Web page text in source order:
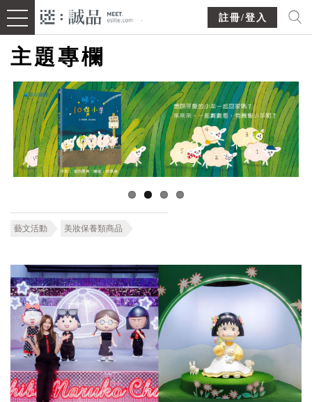
註冊/登入
主題專欄
藝文活動 美妝保養類商品